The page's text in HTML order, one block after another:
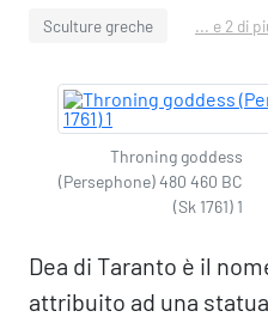
Sculture greche ... e 2 di
Throning goddess
(Persephone) 480 460 BC
(Sk 1761) 1
Dea di Taranto è il
attribuito ad una